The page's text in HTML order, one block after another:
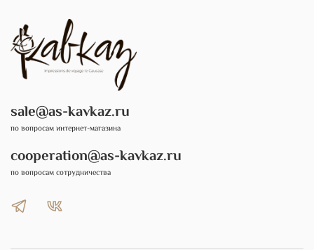
sale@as-kavkaz.ru
по вопросам интернет-магазина
cooperation@as-kavkaz.ru
по вопросам сотрудничества